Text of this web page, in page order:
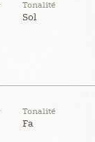
Tonalité
Sol
Tonalité
Fa